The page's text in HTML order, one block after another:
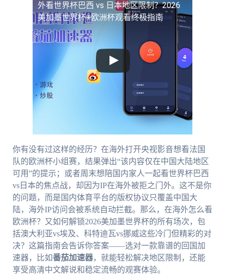
外看世界杯巴西 vs 日本地区限制？2026
美加墨世界杯+欧洲杯观看终极指南
你有没有过这样的经历？在海外打开央视影音想看法国
队的欧洲杯小组赛，结果弹出“该内容仅在中国大陆地区
可用”的提示；或者周末想陪国内家人一起看世界杯巴西
vs日本的焦点战，却因为IP在海外被拒之门外。这不是你
的问题，而是国内体育平台的版权协议只覆盖中国大
陆，海外IP访问会被系统自动拦截。那么，在海外怎么看
欧洲杯？又如何解锁2026美加墨世界杯的所有场次，包
括澳大利亚vs埃及、科特迪瓦vs挪威这些冷门但精彩的对
决？这篇指南会告诉你答案——选对一款靠谱的回国加
速器，比如番茄加速器，就能轻松解决地区限制，还能
享受高清中文解说和稳定流畅的观赛体验。